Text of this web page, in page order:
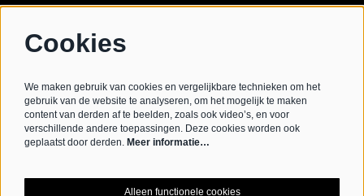
Schrijf je in voor de nieuwsbrief
Schrijf mij in aub
Cookies
We maken gebruik van cookies en vergelijkbare technieken om het
gebruik van de website te analyseren, om het mogelijk te maken
content van derden af te beelden, zoals ook video’s, en voor
verschillende andere toepassingen. Deze cookies worden ook
geplaatst door derden. Meer informatie…
Alleen functionele cookies